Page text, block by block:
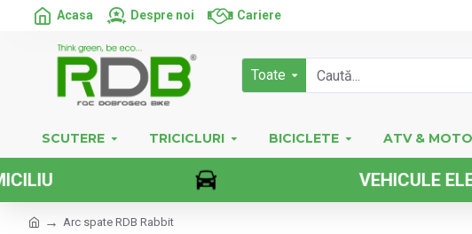
Acasa Despre noi Cariere
Toate
SCUTERE TRICICLURI BICICLETE ATV &
VEHICULE
Arc spate RDB Rabbit